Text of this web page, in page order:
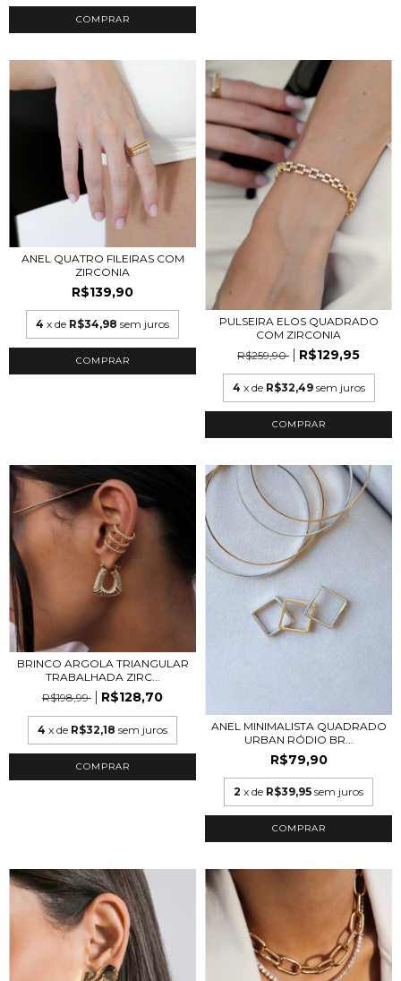
COMPRAR
ANEL QUATRO FILEIRAS COM
ZIRCONIA
R$139,90
4 x de R$34,98 sem juros
COMPRAR
PULSEIRA ELOS QUADRADO
COM ZIRCONIA
R$259,90
R$129,95
4 x de R$32,49 sem juros
COMPRAR
BRINCO ARGOLA TRIANGULAR
TRABALHADA ZIRC...
R$198,99
R$128,70
4 x de R$32,18 sem juros
COMPRAR
ANEL MINIMALISTA QUADRADO
URBAN RÓDIO BR...
R$79,90
2 x de R$39,95 sem juros
COMPRAR